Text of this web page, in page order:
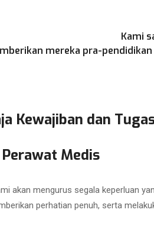
Kami
mereka pra-
Kewajiban dan
Medis
akan mengurus segala keperluan
perhatian penuh, serta